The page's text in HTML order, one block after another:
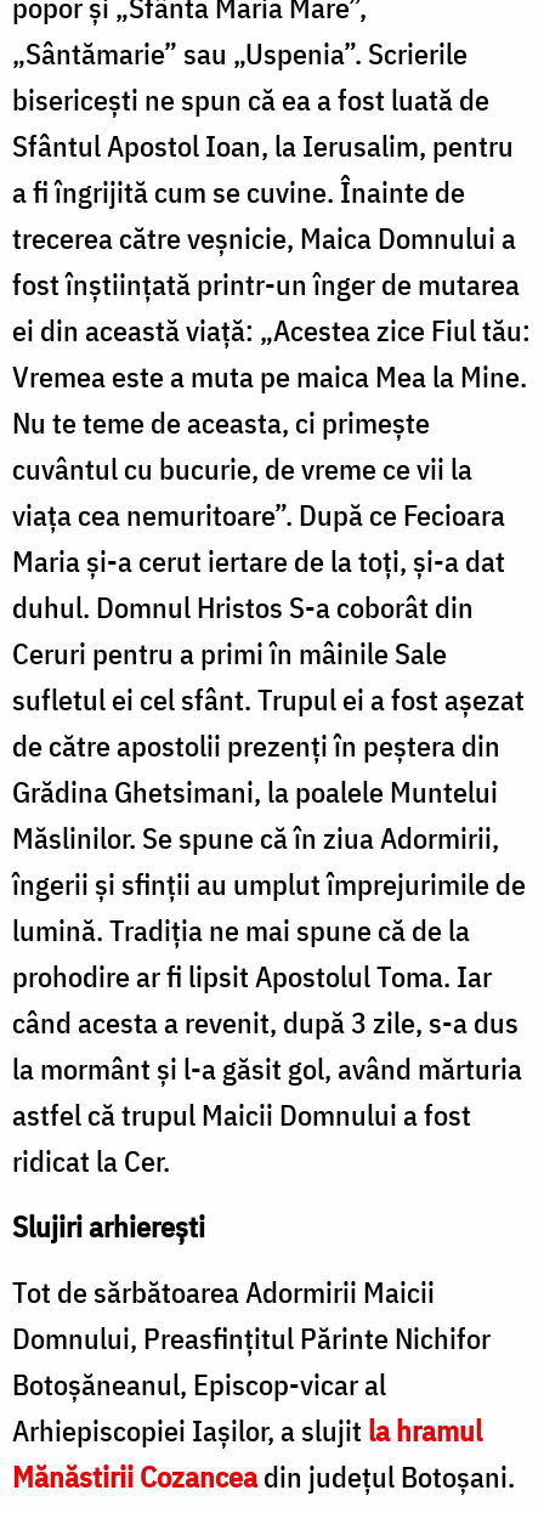
„Sântămarie” sau „Uspenia”. Scrierile
bisericești ne spun că ea a fost luată de
Sfântul Apostol Ioan, la Ierusalim, pentru
a fi îngrijită cum se cuvine. Înainte de
trecerea către veșnicie, Maica Domnului a
fost înștiințată printr-un înger de mutarea
ei din această viață: „Acestea zice Fiul tău:
Vremea este a muta pe maica Mea la Mine.
Nu te teme de aceasta, ci primește
cuvântul cu bucurie, de vreme ce vii la
viața cea nemuritoare”. După ce Fecioara
Maria și-a cerut iertare de la toți, și-a dat
duhul. Domnul Hristos S-a coborât din
Ceruri pentru a primi în mâinile Sale
sufletul ei cel sfânt. Trupul ei a fost așezat
de către apostolii prezenți în peştera din
Grădina Ghetsimani, la poalele Muntelui
Măslinilor. Se spune că în ziua Adormirii,
îngerii şi sfinţii au umplut împrejurimile de
lumină. Tradiția ne mai spune că de la
prohodire ar fi lipsit Apostolul Toma. Iar
când acesta a revenit, după 3 zile, s-a dus
la mormânt și l-a găsit gol, având mărturia
astfel că trupul Maicii Domnului a fost
ridicat la Cer.
Slujiri arhierești
Tot de sărbătoarea Adormirii Maicii
Domnului, Preasfinţitul Părinte Nichifor
Botoşăneanul, Episcop-vicar al
Arhiepiscopiei Iașilor, a slujit la hramul
Mănăstirii Cozanceadin județul Botoșani.